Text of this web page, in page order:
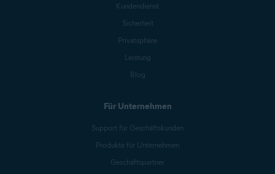
Kundendienst
Sicherheit
Privatsphäre
Leistung
Blog
Für Unternehmen
Support für Geschäftskunden
Produkte für Unternehmen
Geschäftspartner